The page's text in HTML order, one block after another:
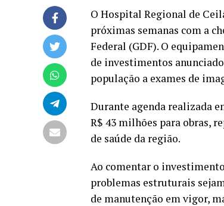
O Hospital Regional de
próximas semanas com a
Federal (GDF). O
de investimentos
população a exames de
Durante agenda realizada
R$ 43 milhões para obras,
de saúde da região.
Ao comentar o
problemas estruturais
de manutenção em vigor,